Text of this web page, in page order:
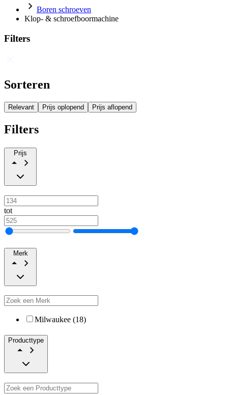
Boren schroeven
Klop- & schroefboormachine
Filters
Sorteren
Relevant Prijs oplopend Prijs aflopend
Filters
Prijs
tot
Merk
Milwaukee (18)
Producttype